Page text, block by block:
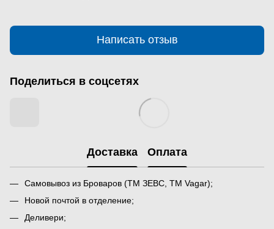
Написать отзыв
Поделиться в соцсетях
Доставка Оплата
Самовывоз из Броваров (ТМ ЗЕВС, ТМ Vagar);
Новой почтой в отделение;
Деливери;